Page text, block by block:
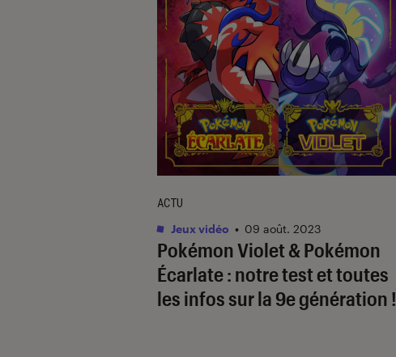
Pokémon Violet & Pokémon
Écarlate : notre test et toutes
les infos sur la 9e génération !
ACTU
Jeux vidéo • 09 août. 2023